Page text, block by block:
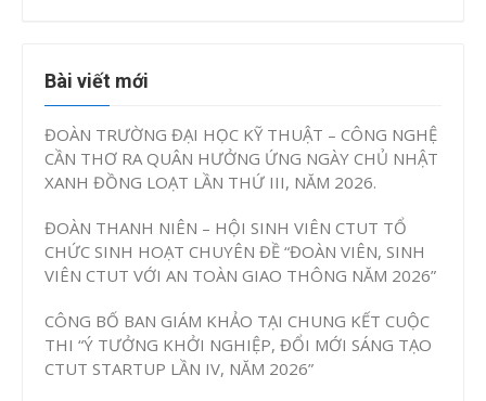
Bài viết mới
ĐOÀN TRƯỜNG ĐẠI HỌC KỸ THUẬT – CÔNG NGHỆ
CẦN THƠ RA QUÂN HƯỞNG ỨNG NGÀY CHỦ NHẬT
XANH ĐỒNG LOẠT LẦN THỨ III, NĂM 2026.
ĐOÀN THANH NIÊN – HỘI SINH VIÊN CTUT TỔ
CHỨC SINH HOẠT CHUYÊN ĐỀ “ĐOÀN VIÊN, SINH
VIÊN CTUT VỚI AN TOÀN GIAO THÔNG NĂM 2026”
CÔNG BỐ BAN GIÁM KHẢO TẠI CHUNG KẾT CUỘC
THI “Ý TƯỞNG KHỞI NGHIỆP, ĐỔI MỚI SÁNG TẠO
CTUT STARTUP LẦN IV, NĂM 2026”